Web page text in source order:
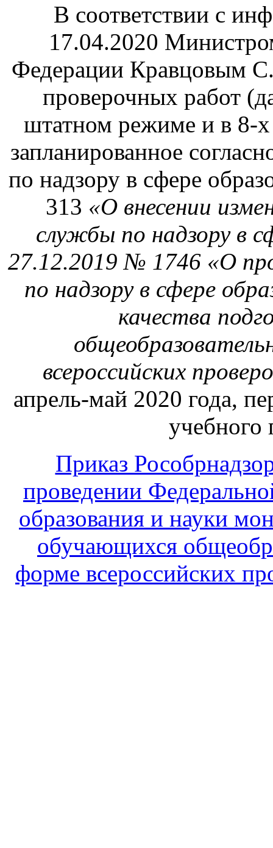
В соответствии с
17.04.2020
Федерации Кравцовым
проверочных работ
штатном режиме и в 8-
запланированное
по надзору в сфере
313 «О внесении
службы по надзору в
27.12.2019 № 1746 «О
по надзору в сфере
качества
всероссийских
апрель-май 2020 года,
учебного
Приказ
проведении
образования и науки
обучающихся
форме всероссийских